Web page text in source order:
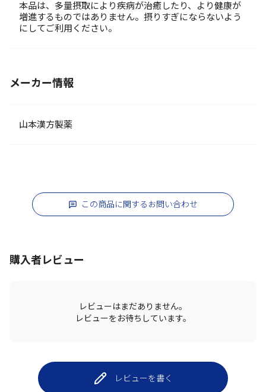
本品は、多量摂取により疾病が治癒したり、より健康が
増進するものではありません。摂りすぎにならないよう
にしてご利用ください。
メーカー情報
山本漢方製薬
この商品に関するお問い合わせ
購入者レビュー
レビューはまだありません。
レビューをお待ちしています。
レビューを書く